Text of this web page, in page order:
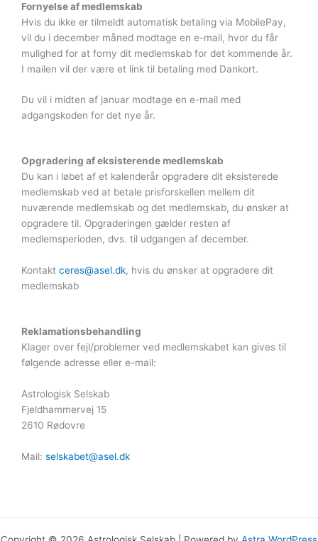
Fornyelse af medlemskab
Hvis du ikke er tilmeldt automatisk betaling via MobilePay,
vil du i december måned modtage en e-mail, hvor du får
mulighed for at forny dit medlemskab for det kommende år.
I mailen vil der være et link til betaling med Dankort.
Du vil i midten af januar modtage en e-mail med
adgangskoden for det nye år.
Opgradering af eksisterende medlemskab
Du kan i løbet af et kalenderår opgradere dit eksisterede
medlemskab ved at betale prisforskellen mellem dit
nuværende medlemskab og det medlemskab, du ønsker at
opgradere til. Opgraderingen gælder resten af
medlemsperioden, dvs. til udgangen af december.
Kontakt ceres@asel.dk, hvis du ønsker at opgradere dit
medlemskab
Reklamationsbehandling
Klager over fejl/problemer ved medlemskabet kan gives til
følgende adresse eller e-mail:
Astrologisk Selskab
Fjeldhammervej 15
2610 Rødovre
Mail: selskabet@asel.dk